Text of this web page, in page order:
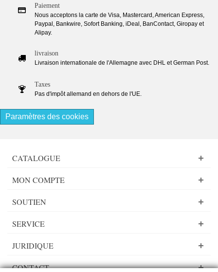
Paiement
Nous acceptons la carte de Visa, Mastercard, American Express,
Paypal, Bankwire, Sofort Banking, iDeal, BanContact, Giropay et
Alipay.
livraison
Livraison internationale de l'Allemagne avec DHL et German Post.
Taxes
Pas d'impôt allemand en dehors de l'UE.
Paramètres des cookies
CATALOGUE
MON COMPTE
SOUTIEN
SERVICE
JURIDIQUE
CONTACT